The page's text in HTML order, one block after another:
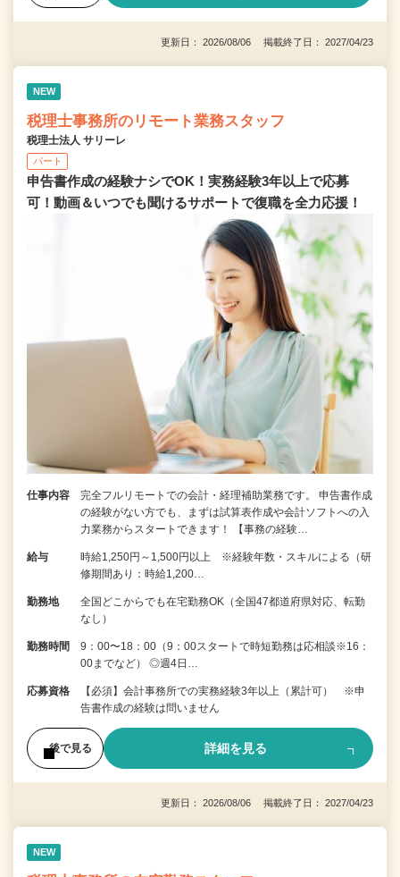
更新日： 2026/08/06 掲載終了日： 2027/04/23
NEW
税理士事務所のリモート業務スタッフ
税理士法人 サリーレ
パート
申告書作成の経験ナシでOK！実務経験3年以上で応募
可！動画＆いつでも聞けるサポートで復職を全⼒応援！
仕事内容
完全フルリモートでの会計・経理補助業務です。 申告書作成
の経験がない⽅でも、まずは試算表作成や会計ソフトへの⼊
⼒業務からスタートできます！ 【事務の経験…
給与
時給1,250円～1,500円以上 ※経験年数・スキルによる（研
修期間あり：時給1,200…
勤務地
全国どこからでも在宅勤務OK（全国47都道府県対応、転勤
なし）
勤務時間
9：00〜18：00（9：00スタートで時短勤務は応相談※16：
00までなど） ◎週4日…
応募資格
【必須】会計事務所での実務経験3年以上（累計可） ※申
告書作成の経験は問いません
後で見る 詳細を見る
更新日： 2026/08/06 掲載終了日： 2027/04/23
NEW